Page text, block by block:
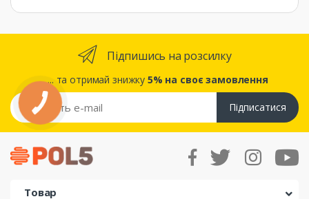
Підпишись на розсилку
... та отримай знижку 5% на своє замовлення
Підписатися
Товар